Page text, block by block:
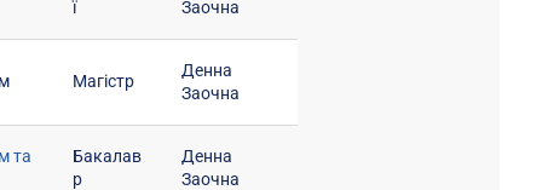
ї
Заочна
Магістр
Денна
Заочна
та
Бакалав
р
Денна
Заочна